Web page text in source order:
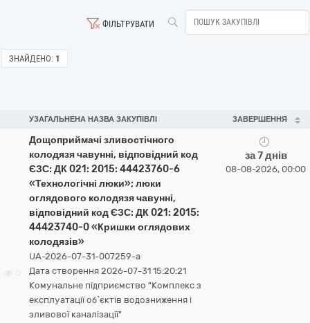
ФІЛЬТРУВАТИ
ЗНАЙДЕНО: 1
УЗАГАЛЬНЕНА НАЗВА ЗАКУПІВЛІ ЗАВЕРШЕННЯ
Дощоприймачі зливостічного
колодязя чавунні, відповідний код
ЄЗС: ДК 021: 2015: 44423760-6
«Технологічні люки»; люки
оглядового колодязя чавунні,
відповідний код ЄЗС: ДК 021: 2015:
44423740-0 «Кришки оглядових
колодязів»
UA-2026-07-31-007259-a
Дата створення 2026-07-31 15:20:21
Комунальне підприємство "Комплекс з
експлуатації об`єктів водозниження і
зливової каналізації"
за 7 днів
08-08-2026, 00:00